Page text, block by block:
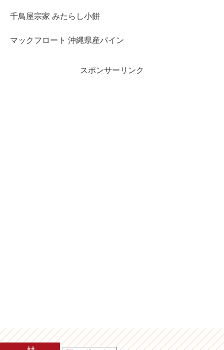
千鳥屋宗家 みたらし小餅
マックフロート 沖縄県産パイン
スポンサーリンク